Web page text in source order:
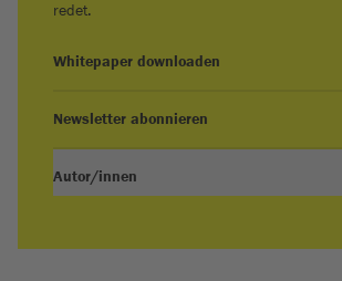
redet.
Whitepaper downloaden
Newsletter abonnieren
Autor/innen